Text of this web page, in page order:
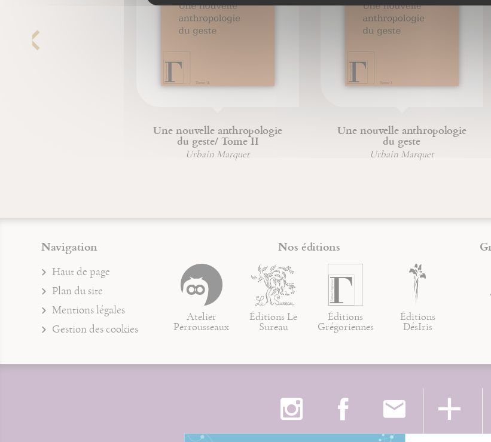
Une nouvelle anthropologie
du geste/ Tome II
Urbain Marquet
Une nouvelle anthropologie
du geste
Urbain Marquet
Navigation
Haut de page
Plan du site
Mentions légales
Gestion des cookies
Nos éditions
Atelier
Perrousseaux
Éditions Le
Sureau
Éditions
Grégoriennes
Éditions
DésIris